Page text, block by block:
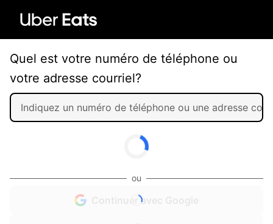
Quel est votre numéro de téléphone ou
votre adresse courriel?
ou
Continuer avec Google